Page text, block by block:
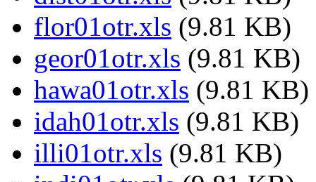
flor01otr.xls (9.81 KB)
geor01otr.xls (9.81 KB)
hawa01otr.xls (9.81 KB)
idah01otr.xls (9.81 KB)
illi01otr.xls (9.81 KB)